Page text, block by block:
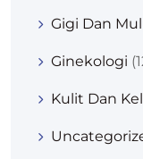
Gigi Dan
Ginekologi
Kulit Dan